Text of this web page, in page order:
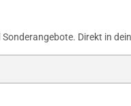
Direkt in